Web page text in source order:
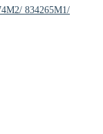
834265M1/